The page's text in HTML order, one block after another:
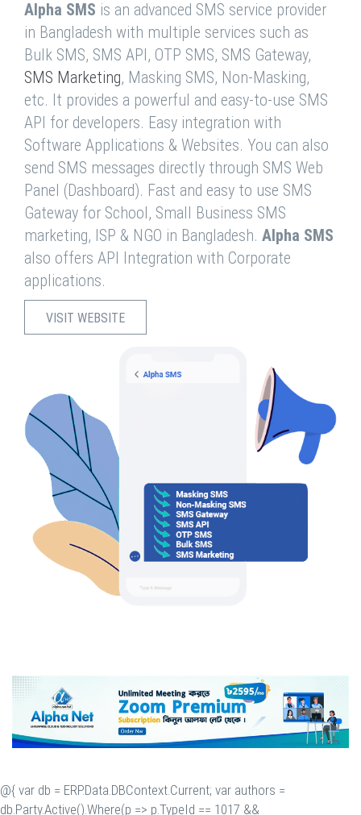
Alpha SMS is an advanced SMS service provider
in Bangladesh with multiple services such as
Bulk SMS, SMS API, OTP SMS, SMS Gateway,
SMS Marketing, Masking SMS, Non-Masking,
etc. It provides a powerful and easy-to-use SMS
API for developers. Easy integration with
Software Applications & Websites. You can also
send SMS messages directly through SMS Web
Panel (Dashboard). Fast and easy to use SMS
Gateway for School, Small Business SMS
marketing, ISP & NGO in Bangladesh. Alpha SMS
also offers API Integration with Corporate
applications.
VISIT WEBSITE
@{ var db = ERP.Data.DBContext.Current; var authors =
db.Party.Active().Where(p => p.TypeId == 1017 &&